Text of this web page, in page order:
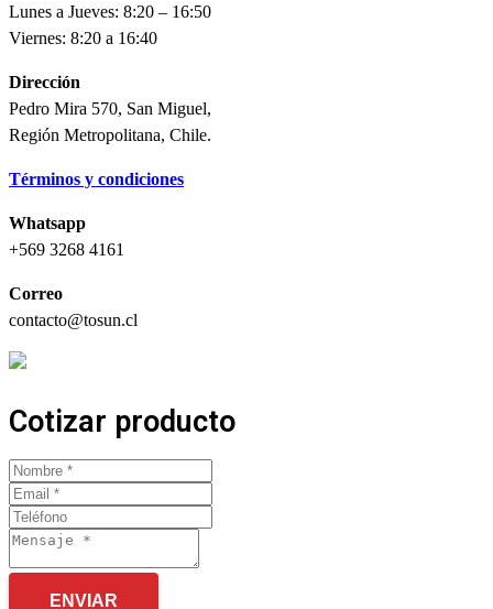
Lunes a Jueves: 8:20 – 16:50
Viernes: 8:20 a 16:40
Dirección
Pedro Mira 570, San Miguel,
Región Metropolitana, Chile.
Términos y condiciones
Whatsapp
+569 3268 4161
Correo
contacto@tosun.cl
Cotizar producto
ENVIAR